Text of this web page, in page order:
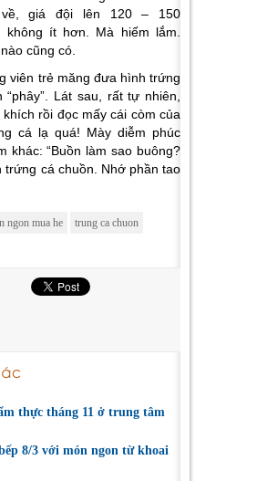
về, giá đội lên 120 – 150
không ít hơn. Mà hiếm lắm.
cũng có.
viên trẻ măng đưa hình trứng
“phây”. Lát sau, rất tự nhiên,
rồi đọc mấy cái còm của
cá lạ quá! Mày diễm phúc
khác: “Buồn làm sao buông?
trứng cá chuồn. Nhớ phần tao
ngon mua he trung ca chuon
thực tháng 11 ở trung tâm
8/3 với món ngon từ khoai